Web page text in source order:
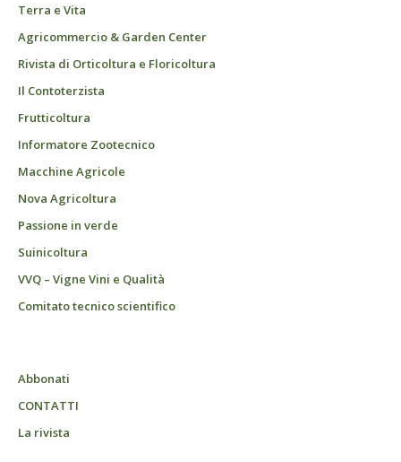
Terra e Vita
Agricommercio & Garden Center
Rivista di Orticoltura e Floricoltura
Il Contoterzista
Frutticoltura
Informatore Zootecnico
Macchine Agricole
Nova Agricoltura
Passione in verde
Suinicoltura
VVQ – Vigne Vini e Qualità
Comitato tecnico scientifico
Abbonati
CONTATTI
La rivista